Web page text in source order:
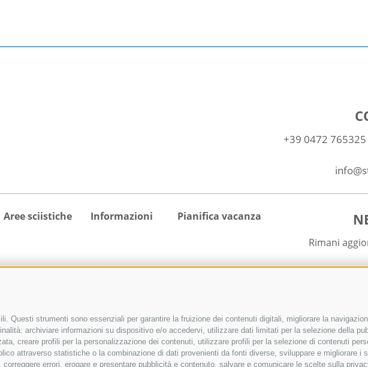
Questi strumenti sono essenziali per garantire la fruizione dei contenuti digitali, migliorare la
archiviare informazioni su dispositivo e/o accedervi, utilizzare dati limitati per la selezione della
creare profili per la personalizzazione dei contenuti, utilizzare profili per la selezione di contenuti
attraverso statistiche o la combinazione di dati provenienti da fonti diverse, sviluppare e migliorare i
errori, erogare e presentare pubblicità e contenuto, salvare e comunicare le scelte sulla
+39 0472 765325
Aree sciistiche
Area sciistica Monte
Racines-Giovo
Area sciistica
Ladurns
1 skipass per tutte le
Informazioni
Meteo
manifestazioni
Richiesta cataloghi
Downloads
Foto
Pianifica vacanza
Ricerca alloggio
activeCARD Racines
activeCARD Vipiteno
Colle Isarco CARD
Come arrivare
Rimani